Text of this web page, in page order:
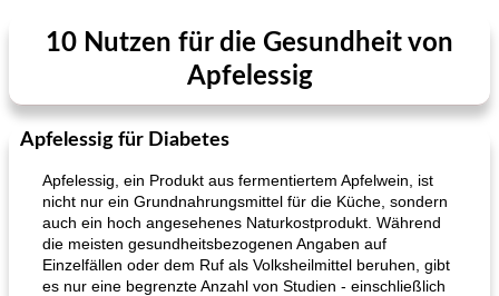
10 Nutzen für die Gesundheit von
Apfelessig
Apfelessig für Diabetes
Apfelessig, ein Produkt aus fermentiertem Apfelwein, ist
nicht nur ein Grundnahrungsmittel für die Küche, sondern
auch ein hoch angesehenes Naturkostprodukt. Während
die meisten gesundheitsbezogenen Angaben auf
Einzelfällen oder dem Ruf als Volksheilmittel beruhen, gibt
es nur eine begrenzte Anzahl von Studien - einschließlich